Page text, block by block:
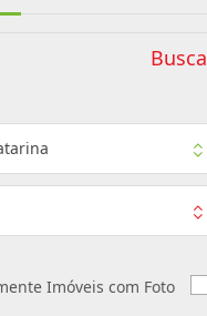
Imóveis com Foto